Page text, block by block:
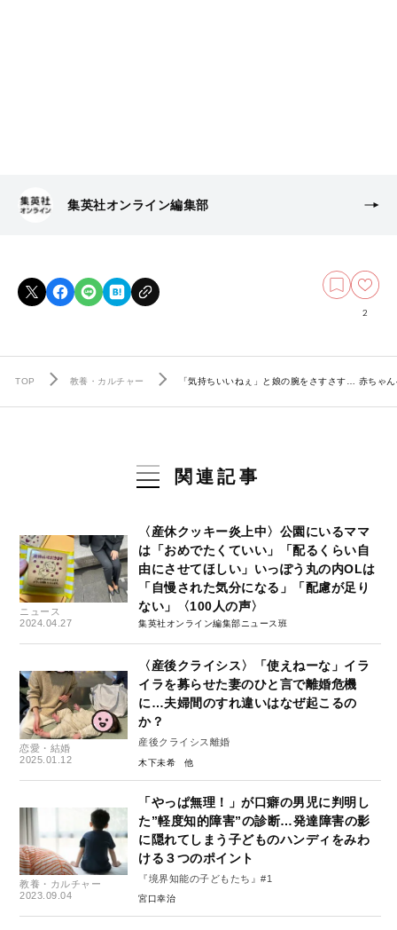
集英社オンライン編集部
2
TOP 教養・カルチャー 「気持ちいいねぇ」と娘の腕をさすさす… 赤ちゃ
関連記事
ニュース
2024.04.27
〈産休クッキー炎上中〉公園にいるママ
は「おめでたくていい」「配るくらい自
由にさせてほしい」いっぽう丸の内OLは
「自慢された気分になる」「配慮が足り
ない」〈100人の声〉
集英社オンライン編集部ニュース班
恋愛・結婚
2025.01.12
〈産後クライシス〉「使えねーな」イラ
イラを募らせた妻のひと言で離婚危機
に…夫婦間のすれ違いはなぜ起こるの
か？
産後クライシス離婚
木下未希
教養・カルチャー
2023.09.04
「やっぱ無理！」が口癖の男児に判明し
た”軽度知的障害”の診断…発達障害の影
に隠れてしまう子どものハンディをみわ
ける３つのポイント
『境界知能の子どもたち』#1
宮口幸治